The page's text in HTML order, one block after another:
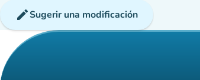
editSugerir una modificación